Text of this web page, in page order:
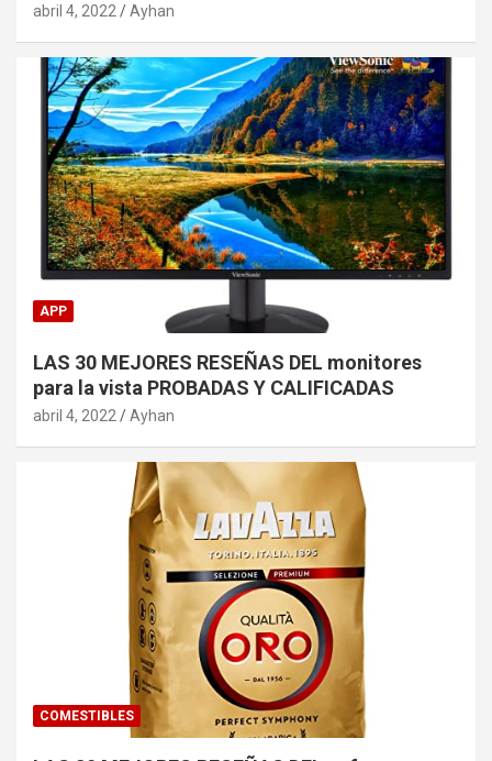
abril 4, 2022 Ayhan
APP
LAS 30 MEJORES RESEÑAS DEL monitores
para la vista PROBADAS Y CALIFICADAS
abril 4, 2022 Ayhan
COMESTIBLES